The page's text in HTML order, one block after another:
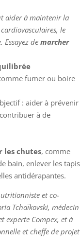
aider à maintenir la
le
Essayez de marcher
fumer ou boire
: aider à prévenir
à de
les chutes, comme
bain, enlever les tapis
antidérapantes.
et co-
Tchaïkovski, médecin
experte Compex, et à
et cheffe de projet